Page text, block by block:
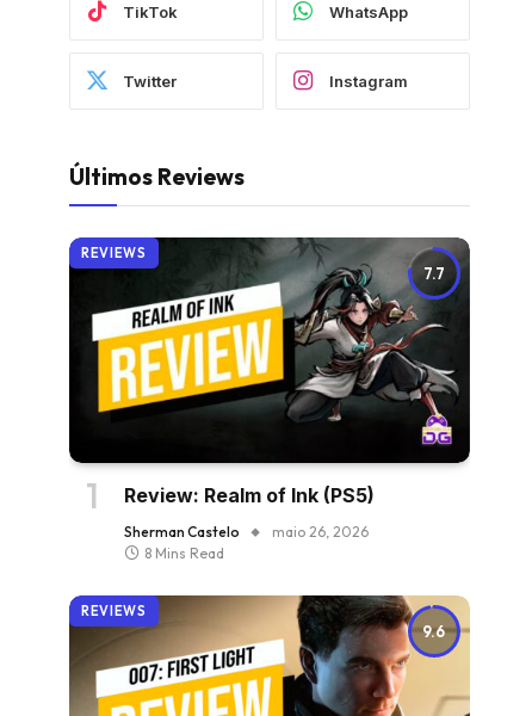
TikTok WhatsApp
Twitter Instagram
Últimos Reviews
7.7
REVIEWS
Review: Realm of Ink (PS5)
Sherman Castelo
maio 26, 2026
8 Mins Read
9.6
REVIEWS